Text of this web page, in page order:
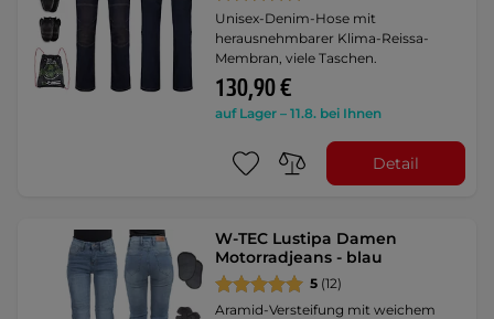
Unisex-Denim-Hose mit
herausnehmbarer Klima-Reissa-
Membran, viele Taschen.
130,90 €
auf Lager – 11.8. bei Ihnen
Detail
W-TEC Lustipa Damen
Motorradjeans - blau
5 (12)
Aramid-Versteifung mit weichem